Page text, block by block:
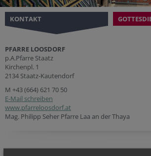
KONTAKT
PFARRE LOOSDORF
p.A.Pfarre Staatz
Kirchenpl. 1
2134 Staatz-Kautendorf
M +43 (664) 621 70 50
E-Mail schreiben
www.pfarreloosdorf.at
Mag. Philipp Seher Pfarre Laa an der Thaya